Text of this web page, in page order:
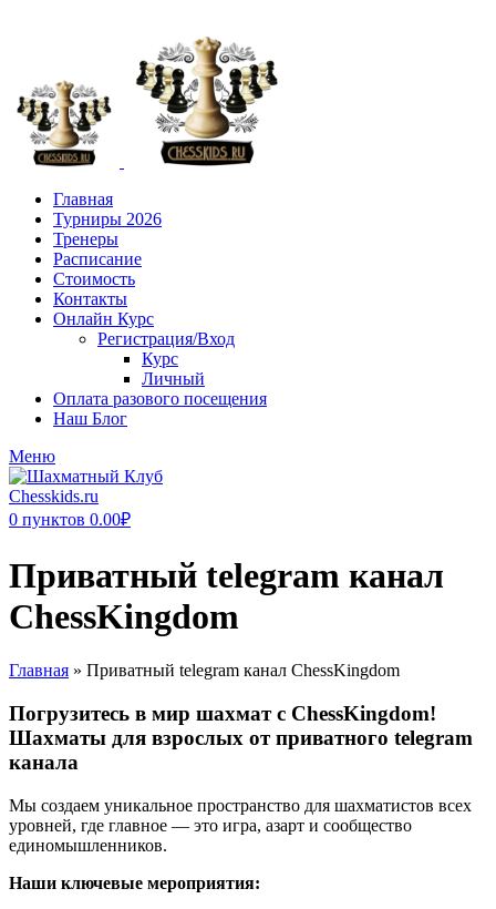
Главная
Турниры 2026
Тренеры
Расписание
Стоимость
Контакты
Онлайн Курс
Регистрация/Вход
Курс
Личный
Оплата разового посещения
Наш Блог
Меню
0 пунктов 0.00₽
Приватный telegram канал
ChessKingdom
Главная » Приватный telegram канал ChessKingdom
Погрузитесь в мир шахмат с ChessKingdom!
Шахматы для взрослых от приватного telegram
канала
Мы создаем уникальное пространство для шахматистов всех
уровней, где главное — это игра, азарт и сообщество
единомышленников.
Наши ключевые мероприятия: